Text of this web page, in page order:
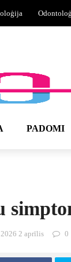
PADOMI
2026 2 aprīlis 0